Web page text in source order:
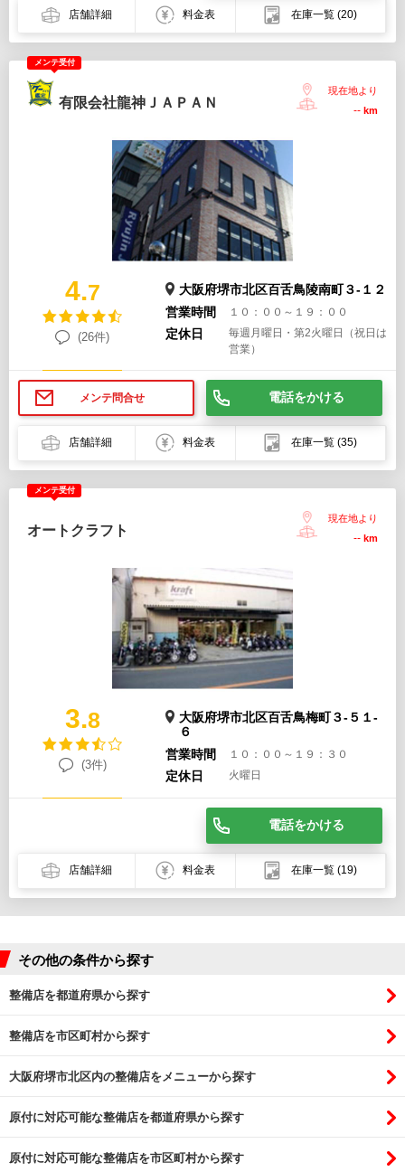
店舗詳細 料金表 在庫一覧 (20)
メンテ受付
有限会社龍神ＪＡＰＡＮ
現在地より
-- km
4.7
(26件)
大阪府堺市北区百舌鳥陵南町３-１２
営業時間
１０：００～１９：００
定休日
毎週月曜日・第2火曜日（祝日は
営業）
メンテ問合せ 電話をかける
店舗詳細 料金表 在庫一覧 (35)
メンテ受付
オートクラフト
現在地より
-- km
3.8
(3件)
大阪府堺市北区百舌鳥梅町３-５１-
６
営業時間
１０：００～１９：３０
定休日 火曜日
電話をかける
店舗詳細 料金表 在庫一覧 (19)
その他の条件から探す
整備店を都道府県から探す
整備店を市区町村から探す
大阪府堺市北区内の整備店をメニューから探す
原付に対応可能な整備店を都道府県から探す
原付に対応可能な整備店を市区町村から探す